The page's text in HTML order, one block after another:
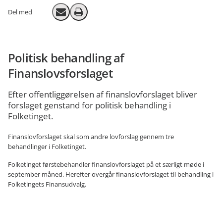
Del med Send email
Print
Politisk behandling af
Finanslovsforslaget
Efter offentliggørelsen af finanslovforslaget bliver
forslaget genstand for politisk behandling i
Folketinget.
Finanslovforslaget skal som andre lovforslag gennem tre
behandlinger i Folketinget.
Folketinget førstebehandler finanslovforslaget på et særligt møde i
september måned. Herefter overgår finanslovforslaget til behandling i
Folketingets Finansudvalg.